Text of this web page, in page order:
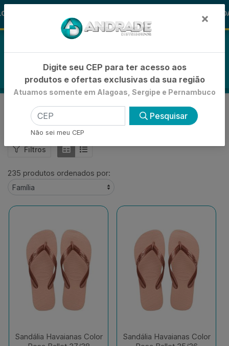
-15% de Desconto 🪞 FRALDA
FEMININO
VOLTAR
INÍCIO CALÇADOS FEMININO
Filtros
235 produtos ordenados por:
Sandália Havaianas Color
Sandália Havaianas Color
×
Digite seu CEP para ter acesso aos
produtos e ofertas exclusivas da sua região
Atuamos somente em Alagoas, Sergipe e Pernambuco
Pesquisar
Não sei meu CEP